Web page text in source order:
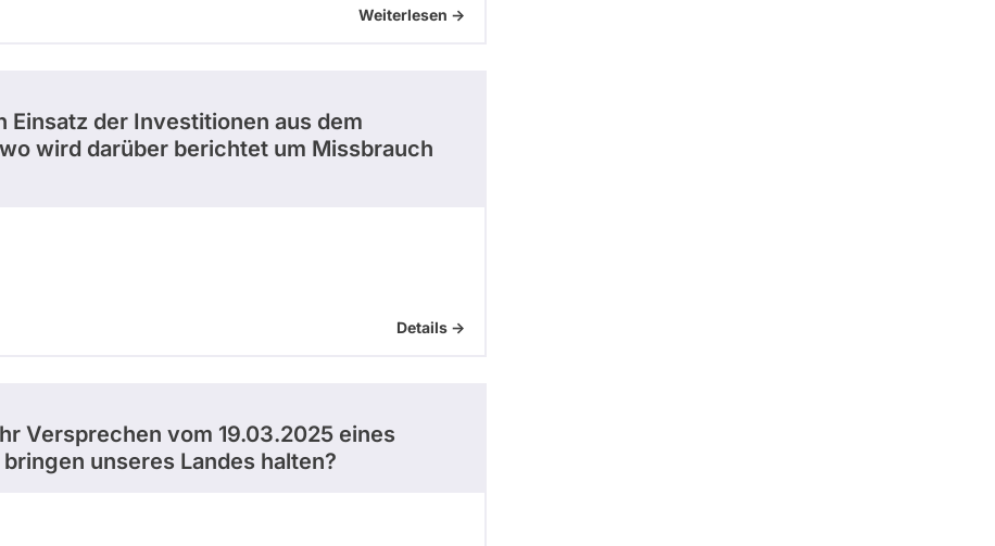
Weiterlesen ->
der Investitionen aus dem
wird darüber berichtet um Missbrauch
Details ->
Versprechen vom 19.03.2025 eines
unseres Landes halten?